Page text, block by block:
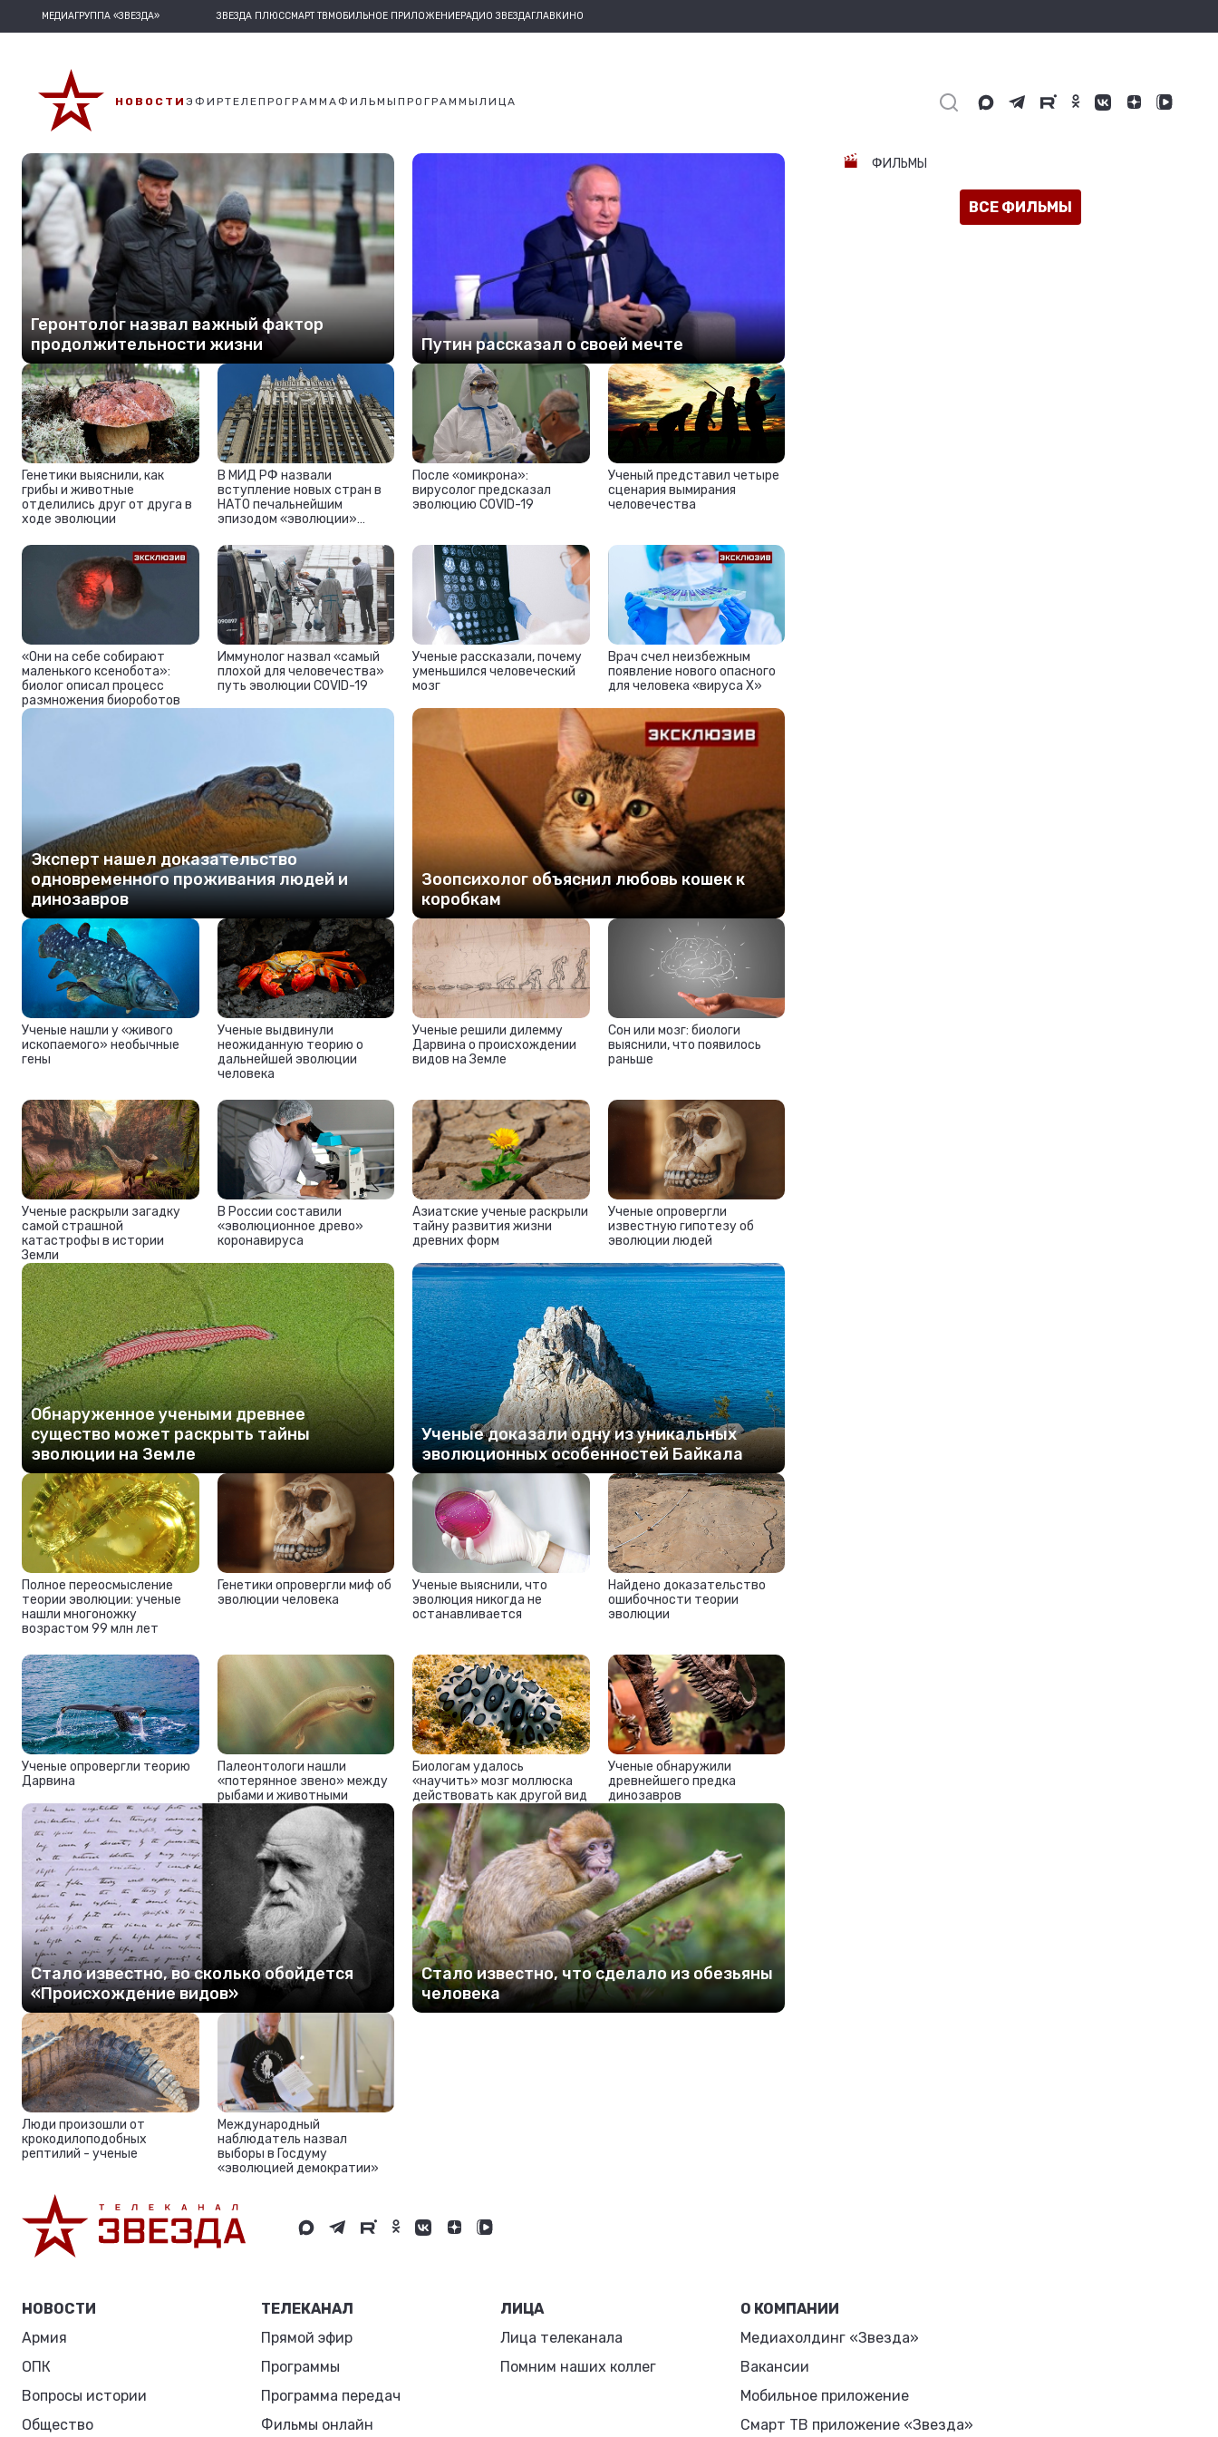
МЕДИАГРУППА «ЗВЕЗДА» ЗВЕЗДА ПЛЮССМАРТ ТВМОБИЛЬНОЕ ПРИЛОЖЕНИЕРАДИО ЗВЕЗДАГЛАВКИНО
НОВОСТИ ЭФИРТЕЛЕПРОГРАММАФИЛЬМЫ ПРОГРАММЫ ЛИЦА
Геронтолог назвал важный фактор
продолжительности жизни
Путин рассказал о своей мечте
Генетики выяснили, как
грибы и животные
отделились друг от друга в
ходе эволюции
В МИД РФ назвали
вступление новых стран в
НАТО печальнейшим
эпизодом «эволюции»
После «омикрона»:
вирусолог предсказал
эволюцию COVID-19
Ученый представил четыре
сценария вымирания
человечества
«Они на себе собирают
маленького ксенобота»:
биолог описал процесс
размножения биороботов
Иммунолог назвал «самый
плохой для человечества»
путь эволюции COVID-19
Ученые рассказали, почему
уменьшился человеческий
мозг
Врач счел неизбежным
появление нового опасного
для человека «вируса Х»
Эксперт нашел доказательство
одновременного проживания людей и
динозавров
Зоопсихолог объяснил любовь кошек к
коробкам
Ученые нашли у «живого
ископаемого» необычные
гены
Ученые выдвинули
неожиданную теорию о
дальнейшей эволюции
человека
Ученые решили дилемму
Дарвина о происхождении
видов на Земле
Сон или мозг: биологи
выяснили, что появилось
раньше
Ученые раскрыли загадку
самой страшной
катастрофы в истории
Земли
В России составили
«эволюционное древо»
коронавируса
Азиатские ученые раскрыли
тайну развития жизни
древних форм
Ученые опровергли
известную гипотезу об
эволюции людей
Обнаруженное учеными древнее
существо может раскрыть тайны
эволюции на Земле
Ученые доказали одну из уникальных
эволюционных особенностей Байкала
Полное переосмысление
теории эволюции: ученые
нашли многоножку
возрастом 99 млн лет
Генетики опровергли миф об
эволюции человека
Ученые выяснили, что
эволюция никогда не
останавливается
Найдено доказательство
ошибочности теории
эволюции
Ученые опровергли теорию
Дарвина
Палеонтологи нашли
«потерянное звено» между
рыбами и животными
Биологам удалось
«научить» мозг моллюска
действовать как другой вид
Ученые обнаружили
древнейшего предка
динозавров
Стало известно, во сколько обойдется
«Происхождение видов»
Стало известно, что сделало из обезьяны
человека
Люди произошли от
крокодилоподобных
рептилий - ученые
Международный
наблюдатель назвал
выборы в Госдуму
«эволюцией демократии»
ФИЛЬМЫ
ВСЕ ФИЛЬМЫ
НОВОСТИ
Армия
ОПК
Вопросы истории
Общество
ТЕЛЕКАНАЛ
Прямой эфир
Программы
Программа передач
Фильмы онлайн
ЛИЦА
Лица телеканала
Помним наших коллег
О КОМПАНИИ
Медиахолдинг «Звезда»
Вакансии
Мобильное приложение
Смарт ТВ приложение «Звезда»